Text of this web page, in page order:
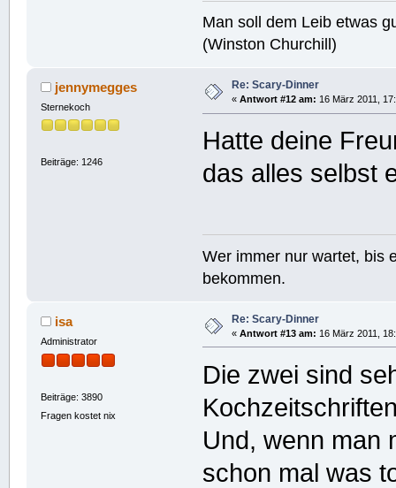
Man soll dem Leib etwas
(Winston Churchill)
jennymegges
Sternekoch
Beiträge: 1246
Re: Scary-Dinner
« Antwort #12 am: 16 März 2011,
Hatte deine
das alles selbst
Wer immer nur wartet, bis
bekommen.
isa
Administrator
Beiträge: 3890
Fragen kostet nix
Re: Scary-Dinner
« Antwort #13 am: 16 März 2011,
Die zwei sind
Und, wenn man
schon mal was